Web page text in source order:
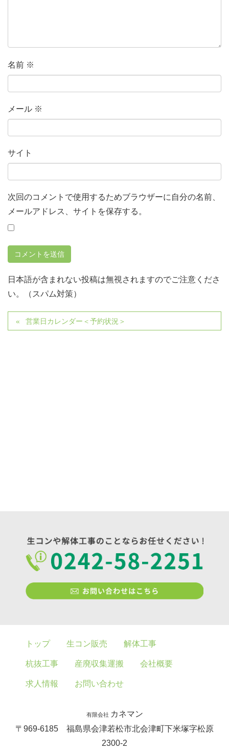
名前 ※
メール ※
サイト
次回のコメントで使用するためブラウザーに自分の名前、
メールアドレス、サイトを保存する。
日本語が含まれない投稿は無視されますのでご注意くださ
い。（スパム対策）
営業日カレンダー＜予約状況＞
トップ 生コン販売 解体工事
杭抜工事 産廃収集運搬 会社概要
求人情報 お問い合わせ
有限会社 カネマン
〒969-6185 福島県会津若松市北会津町下米塚字松原
2300-2